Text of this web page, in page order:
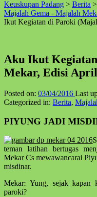
↑
Keuskupan Padang > Berita >
Majalah Gema - Majalah
Ikut Kegiatan di Paroki
Aku Ikut
Mekar, Edisi
Posted on: 03/04/2016 Last
Categorized in: Berita,
PIYUNG JADI
teman latihan bertugas
Mekar Cs mewawancarai
misdinar.
Mekar: Yung, sejak
paroki?